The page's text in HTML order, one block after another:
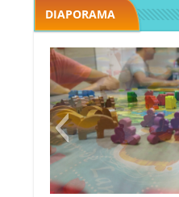
DIAPORAMA